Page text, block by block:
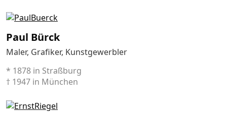
Paul Bürck
Maler, Grafiker, Kunstgewerbler
* 1878 in Straßburg
† 1947 in München